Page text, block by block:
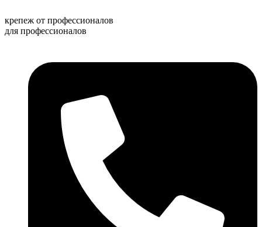
к
содержимому
крепеж от профессионалов
для профессионалов